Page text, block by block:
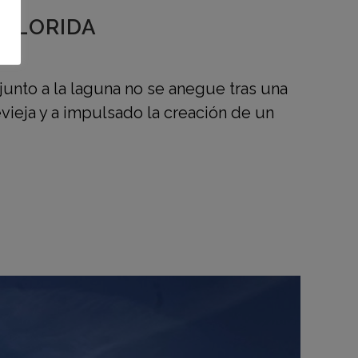
a la laguna no se anegue tras una
y a impulsado la creación de un